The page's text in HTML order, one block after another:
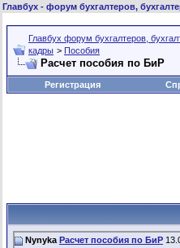
Главбух - форум бухгалтеров,
Главбух форум бухгалтеров,
кадры > Пособия
Расчет пособия по БиР
Регистрация
Nynyka Расчет пособия по БиР